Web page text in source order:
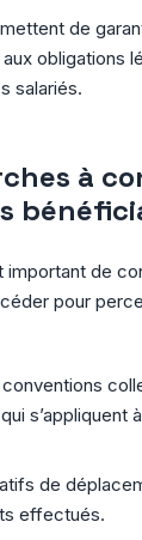
de
obligations
salariés.
à
important de
pour
s’appliquent
de
effectués.